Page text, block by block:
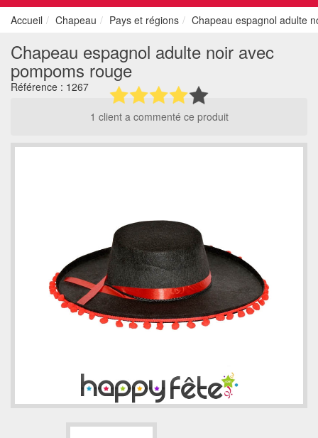
Accueil Chapeau Pays et régions Chapeau espagnol adulte
Chapeau espagnol adulte noir avec
pompoms rouge
Référence : 1267
1 client a commenté ce produit